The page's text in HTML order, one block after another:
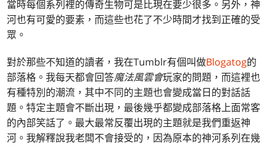
當時每個系列裡的傳奇生物可是比現在要少很多。另外，神
河也有可愛的要素，而這些也花了不少時間才找到正確的受
眾。
對於那些不知道的讀者，我在Tumblr有個叫做Blogatog的
部落格。我每天都會回答魔法風雲會玩家的問題，而這裡也
有種特別的潮流，其中不同的主題也會變成當日的對話話
題。特定主題會不斷出現，最後幾乎都變成部落格上面常客
的內部笑話了。最大最常反覆出現的主題就是我們重返神
河。我解釋說我老闆不會接受的，因為原本的神河系列在幾